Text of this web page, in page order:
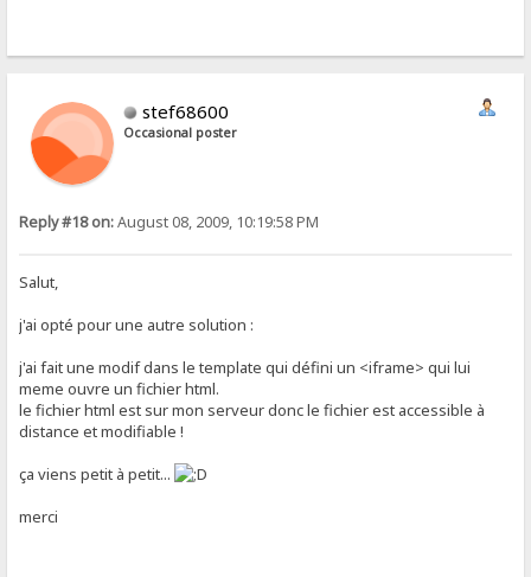
stef68600
Occasional poster
Reply #18 on:August 08, 2009, 10:19:58 PM
Salut,
j'ai opté pour une autre solution :
j'ai fait une modif dans le template qui défini un <iframe> qui lui
meme ouvre un fichier html.
le fichier html est sur mon serveur donc le fichier est accessible à
distance et modifiable !
ça viens petit à petit...
merci